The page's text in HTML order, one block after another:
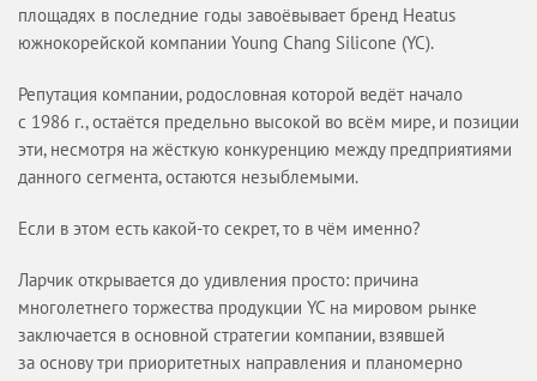
Вакансии
УСЛУГИ
ОБЪЕКТЫ
КАТАЛОГИ
МАГАЗИН
КАЛЬКУЛЯТОР
КОНТАКТЫ
площадях в последние годы завоёвывает бренд Heatus
южнокорейской компании Young Chang Silicone (YC).
Репутация компании, родословная которой ведёт начало
с 1986 г., остаётся предельно высокой во всём мире, и позиции
эти, несмотря на жёсткую конкуренцию между предприятиями
данного сегмента, остаются незыблемыми.
Если в этом есть какой-то секрет, то в чём именно?
Ларчик открывается до удивления просто: причина
многолетнего торжества продукции YC на мировом рынке
заключается в основной стратегии компании, взявшей
за основу три приоритетных направления и планомерно